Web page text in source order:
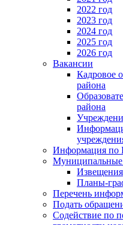
2022 год
2023 год
2024 год
2025 год
2026 год
Вакансии
Кадровое
района
района
Информация
Муниципальные
Извещения
Планы-
Перечень
Подать
Содействие по